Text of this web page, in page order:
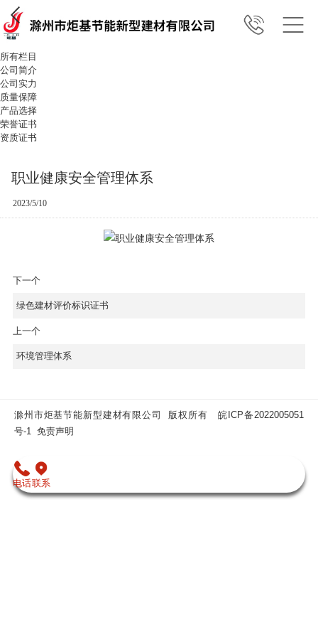
所有栏目
公司简介
公司实力
质量保障
产品选择
荣誉证书
资质证书
职业健康安全管理体系
2023/5/10
下一个
绿色建材评价标识证书
上一个
环境管理体系
滁州市炬基节能新型建材有限公司 版权所有皖ICP备2022005051
号-1
免责声明
电话联系